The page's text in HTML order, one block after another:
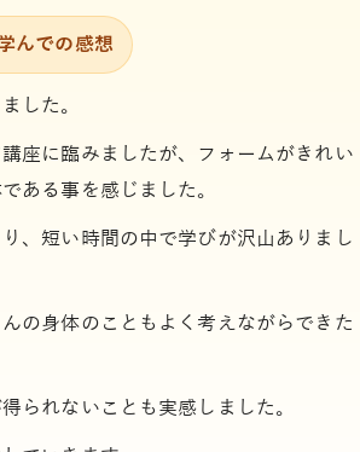
んでの感想
した。
座に臨みましたが、フォームがきれい
ある事を感じました。
、短い時間の中で学びが沢山ありまし
の身体のこともよく考えながらできた
られないことも実感しました。